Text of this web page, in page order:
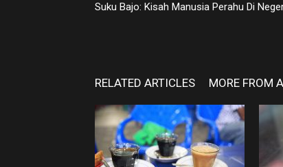
Suku Bajo: Kisah Manusia Perahu Di
RELATED ARTICLES MORE FROM